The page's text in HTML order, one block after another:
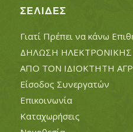
ΣΕΛΊΔΕΣ
Γιατί Πρέπει να κάνω
ΔΗΛΩΣΗ
ΑΠΟ ΤΟΝ ΙΔΙΟΚΤΗΤΗ
Είσοδος Συνεργατών
Επικοινωνία
Καταχωρήσεις